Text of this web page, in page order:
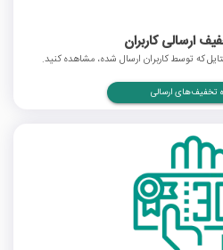
ارسالی کاربران
که توسط کاربران ارسال شده، مشاهده کنید.
تخفیف‌های ارسالی